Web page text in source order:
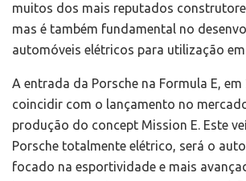
muitos dos mais reputados
mas é também fundamental no
automóveis elétricos para utilização
A entrada da Porsche na Formula E, em
coincidir com o lançamento no
produção do concept Mission E. Este
Porsche totalmente elétrico, será o
focado na esportividade e mais